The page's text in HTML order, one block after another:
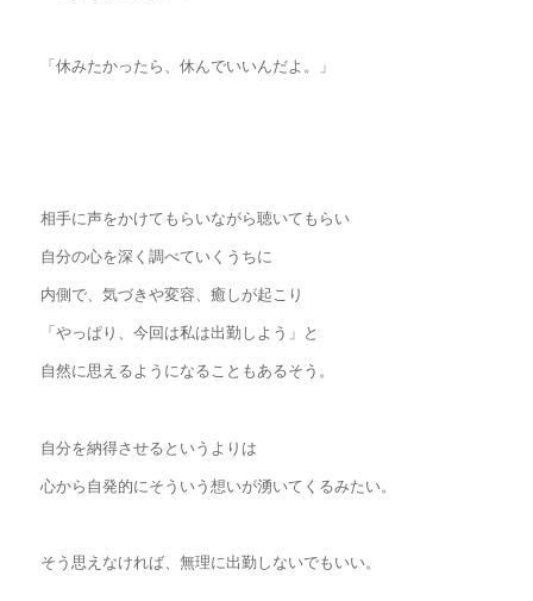
「休みたかったら、休んでいいんだよ。」
相手に声をかけてもらいながら聴いてもらい
自分の心を深く調べていくうちに
内側で、気づきや変容、癒しが起こり
「やっぱり、今回は私は出勤しよう」と
自然に思えるようになることもあるそう。
自分を納得させるというよりは
心から自発的にそういう想いが湧いてくるみたい。
そう思えなければ、無理に出勤しないでもいい。